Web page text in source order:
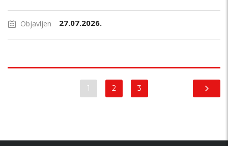
Objavljen 27.07.2026.
1 2 3